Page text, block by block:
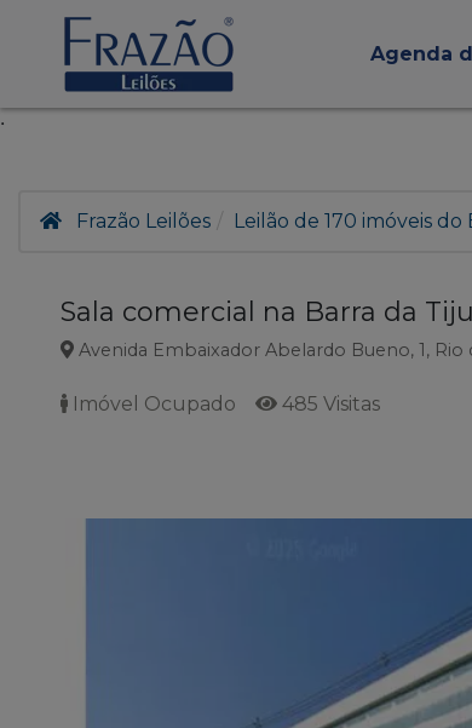
.
Agenda
Frazão Leilões Leilão de 170 imóveis do
Sala comercial na Barra da
Avenida Embaixador Abelardo Bueno, 1, Rio
Imóvel Ocupado 485 Visitas